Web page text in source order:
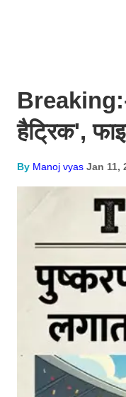
Breaking:-
हैट्रिक',
By Manoj vyas Jan 11,